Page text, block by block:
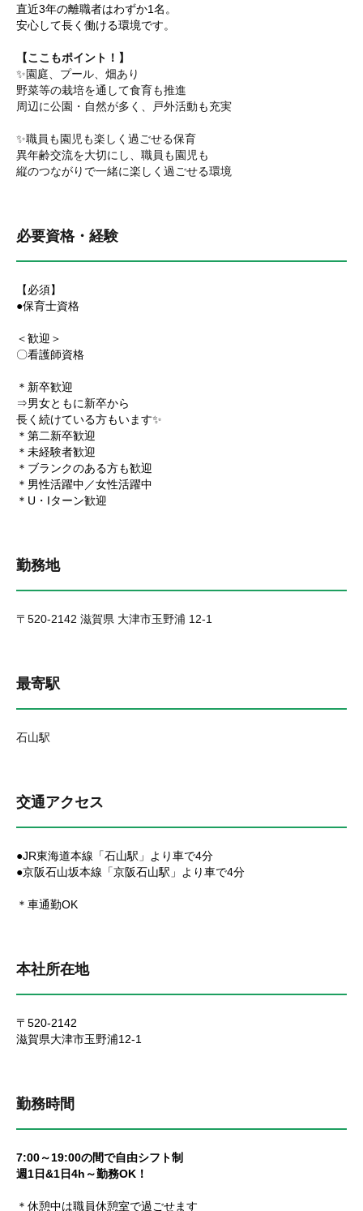
直近3年の離職者はわずか1名。
安心して長く働ける環境です。
【ここもポイント！】
✨園庭、プール、畑あり
野菜等の栽培を通して食育も推進
周辺に公園・自然が多く、戸外活動も充実
✨職員も園児も楽しく過ごせる保育
異年齢交流を大切にし、職員も園児も
縦のつながりで一緒に楽しく過ごせる環境
必要資格・経験
【必須】
●保育士資格
＜歓迎＞
〇看護師資格
＊新卒歓迎
⇒男女ともに新卒から
長く続けている方もいます✨
＊第二新卒歓迎
＊未経験者歓迎
＊ブランクのある方も歓迎
＊男性活躍中／女性活躍中
＊U・Iターン歓迎
勤務地
〒520-2142 滋賀県 大津市玉野浦 12-1
最寄駅
石山駅
交通アクセス
●JR東海道本線「石山駅」より車で4分
●京阪石山坂本線「京阪石山駅」より車で4分
＊車通勤OK
本社所在地
〒520-2142
滋賀県大津市玉野浦12-1
勤務時間
7:00～19:00の間で自由シフト制
週1日&1日4h～勤務OK！
＊休憩中は職員休憩室で過ごせます